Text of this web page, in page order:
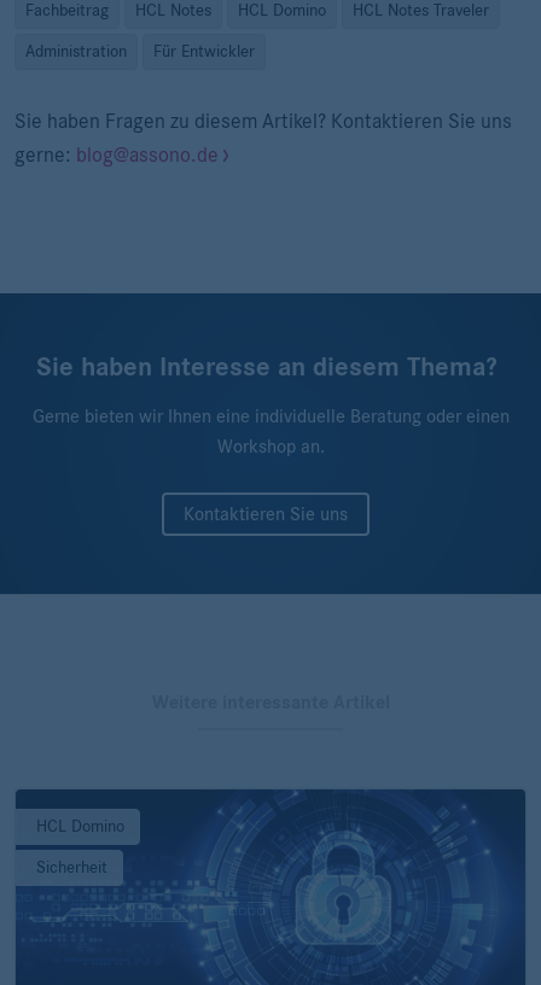
Fachbeitrag HCL Notes HCL Domino HCL Notes Traveler
Administration Für Entwickler
Sie haben Fragen zu diesem Artikel? Kontaktieren Sie uns
gerne: blog@assono.de
Sie haben Interesse an diesem Thema?
Gerne bieten wir Ihnen eine individuelle Beratung oder einen
Workshop an.
Kontaktieren Sie uns
HCL Domino
Sicherheit